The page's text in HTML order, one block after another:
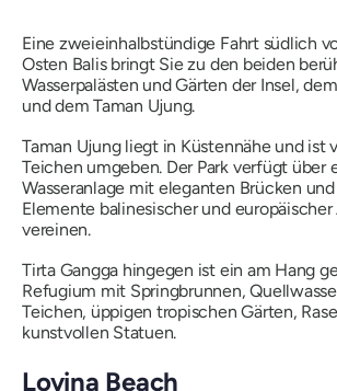
Eine zweieinhalbstündige Fahrt südlich
Osten Balis bringt Sie zu den beiden
Wasserpalästen und Gärten der Insel,
und dem Taman Ujung.
Taman Ujung liegt in Küstennähe und ist
Teichen umgeben. Der Park verfügt über
Wasseranlage mit eleganten Brücken
Elemente balinesischer und
vereinen.
Tirta Gangga hingegen ist ein am Hang
Refugium mit Springbrunnen,
Teichen, üppigen tropischen Gärten,
kunstvollen Statuen.
Lovina Beach